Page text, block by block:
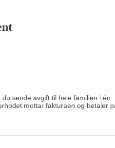
sende avgift til hele familien i én
mottar fakturaen og betaler